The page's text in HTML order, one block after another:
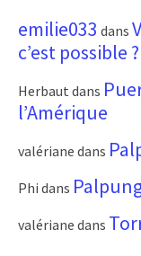
emilie033 dans
c’est possible ?
Herbaut dans
l’Amérique
valériane dans
Phi dans
valériane dans